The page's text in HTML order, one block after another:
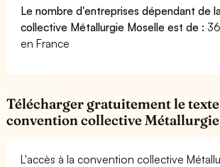
Le nombre d'entreprises dépendant de
collective Métallurgie Moselle est de :
en France
Télécharger gratuitement le texte
convention collective
L'accès à la convention collective